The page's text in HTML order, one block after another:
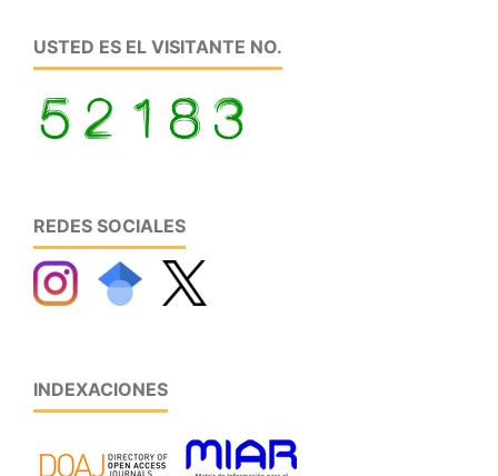
USTED ES EL VISITANTE NO.
REDES SOCIALES
INDEXACIONES